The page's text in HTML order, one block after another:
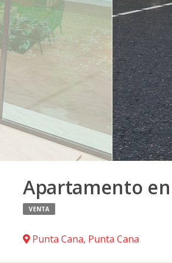
Apartamento
VENTA
Punta Cana, Punta Cana